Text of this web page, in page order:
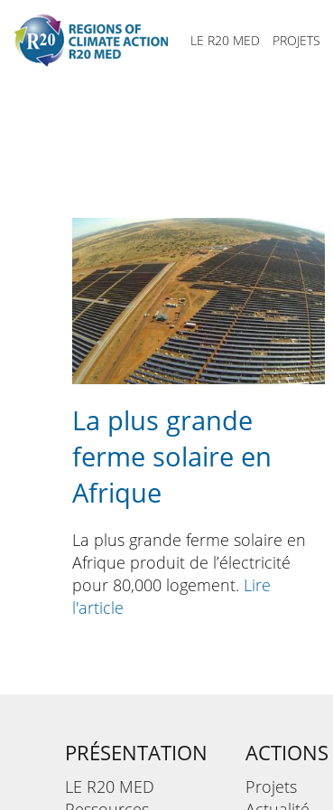
LE R20 MED PROJETS
La plus grande
ferme solaire en
Afrique
La plus grande ferme solaire en
Afrique produit de l’électricité
pour 80,000 logement. Lire
l'article
PRÉSENTATION
LE R20 MED
ACTIONS
Projets